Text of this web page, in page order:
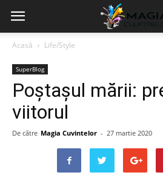
Acasă Life/Style
SuperBlog
Poștașul mării:
viitorul
De către Magia Cuvintelor - 27 martie 2020